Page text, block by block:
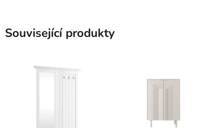
Související produkty